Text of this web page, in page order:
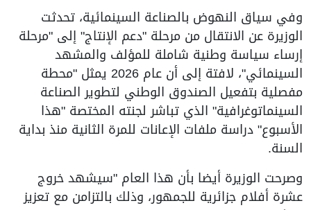
وفي سياق النهوض بالصناعة السينمائية، تحدثت
الوزيرة عن الانتقال من مرحلة "دعم الإنتاج" إلى "مرحلة
إرساء سياسة وطنية شاملة للمؤلف والمشهد
السينمائي"، لافتة إلى أن عام 2026 يمثل "محطة
مفصلية بتفعيل الصندوق الوطني لتطوير الصناعة
السينماتوغرافية" الذي تباشر لجنته المختصة "هذا
الأسبوع" دراسة ملفات الإعانات للمرة الثانية منذ بداية
السنة.
وصرحت الوزيرة أيضا بأن هذا العام "سيشهد خروج
عشرة أفلام جزائرية للجمهور، وذلك بالتزامن مع تعزيز